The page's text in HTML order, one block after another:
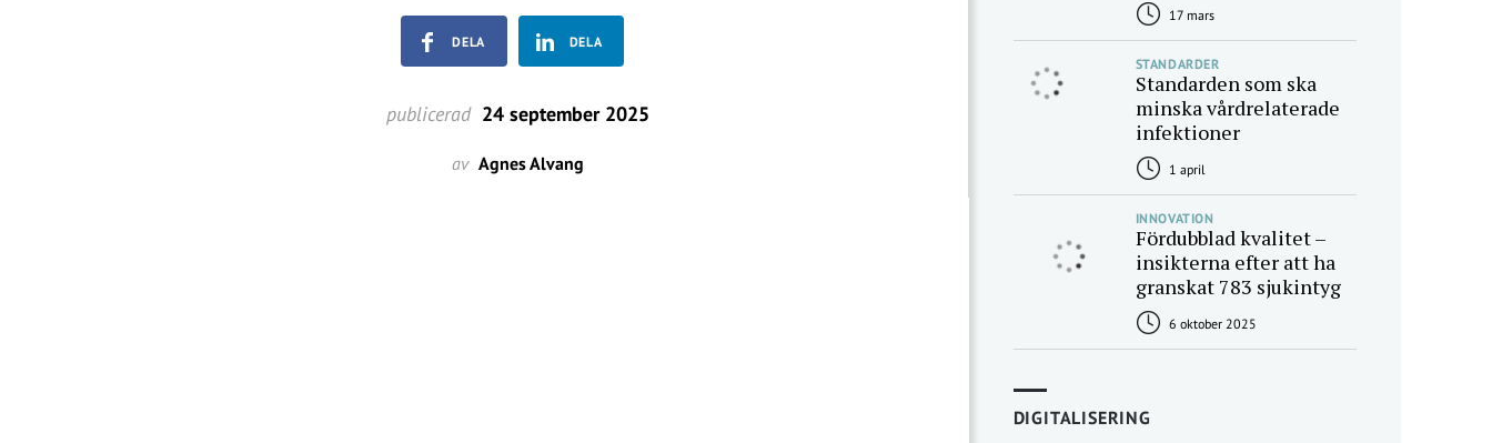
DELA DELA
publicerad 24 september 2025
av Agnes Alvang
17 mars
STANDARDER
Standarden som ska
minska vårdrelaterade
infektioner
1 april
INNOVATION
Fördubblad kvalitet –
insikterna efter att ha
granskat 783 sjukintyg
6 oktober 2025
DIGITALISERING